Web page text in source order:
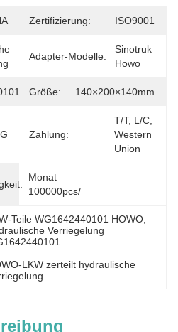
Zertifizierung: ISO9001
Adapter-Modelle:
Sinotruk
Howo
Größe: 140×200×140mm
Zahlung:
T/T, L/C,
Western
Union
Monat
100000pcs/
Teile WG1642440101 HOWO
Verriegelung
LKW zerteilt hydraulische